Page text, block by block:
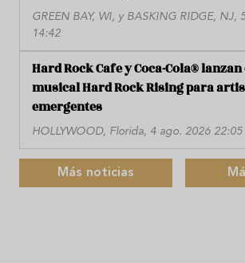
GREEN BAY, WI, y BASKING RIDGE, NJ,
14:42
Hard Rock Cafe y Coca-Cola®
musical Hard Rock Rising para
emergentes
HOLLYWOOD, Florida, 4 ago. 2026 22:05
Más noticias